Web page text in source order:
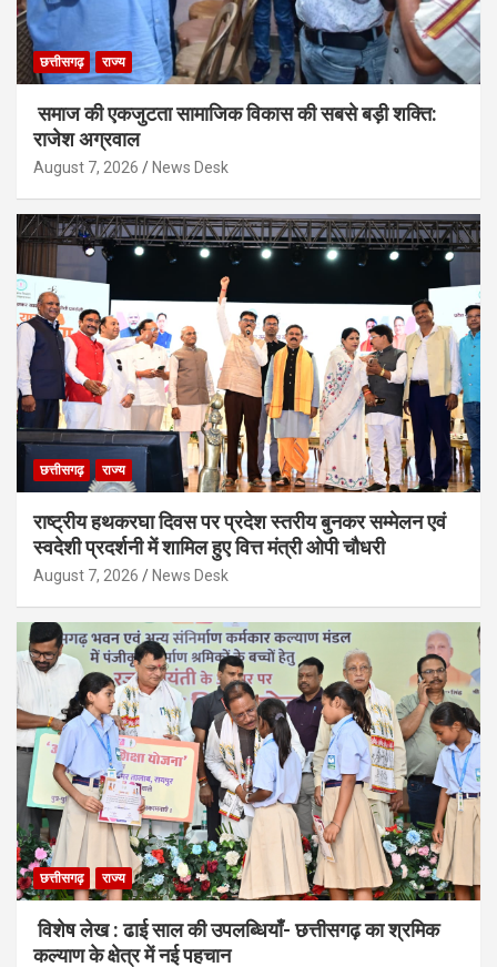
छत्तीसगढ़ राज्य
समाज की एकजुटता सामाजिक विकास की सबसे बड़ी शक्ति:
राजेश अग्रवाल
August 7, 2026 News Desk
छत्तीसगढ़ राज्य
राष्ट्रीय हथकरघा दिवस पर प्रदेश स्तरीय बुनकर सम्मेलन एवं
स्वदेशी प्रदर्शनी में शामिल हुए वित्त मंत्री ओपी चौधरी
August 7, 2026 News Desk
छत्तीसगढ़ राज्य
विशेष लेख : ढाई साल की उपलब्धियाँ- छत्तीसगढ़ का श्रमिक
कल्याण के क्षेत्र में नई पहचान